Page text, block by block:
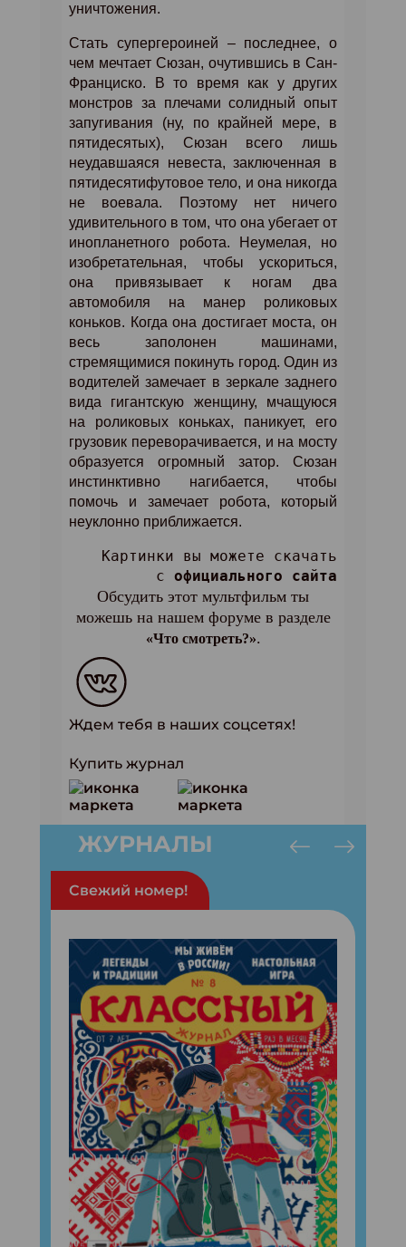
уничтожения.
Стать супергероиней – последнее, о
чем мечтает Сюзан, очутившись в Сан-
Франциско. B то время как у других
монстров за плечами солидный опыт
запугивания (ну, по крайней мере, в
пятидесятых), Сюзан всего лишь
неудавшаяся невеста, заключенная в
пятидесятифутовое тело, и она никогда
не воевала. Поэтому нет ничего
удивительного в том, что она убегает от
инопланетного робота. Неумелая, но
изобретательная, чтобы ускориться,
она привязывает к ногам два
автомобиля на манер роликовых
коньков. Когда она достигает моста, он
весь заполонен машинами,
стремящимися покинуть город. Один из
водителей замечает в зеркале заднего
вида гигантскую женщину, мчащуюся
на роликовых коньках, паникует, его
грузовик переворачивается, и на мосту
образуется огромный затор. Сюзан
инстинктивно нагибается, чтобы
помочь и замечает робота, который
неуклонно приближается.
Картинки вы можете скачать
с официального сайта
Обсудить этот мультфильм ты
можешь на нашем форуме в разделе
«Что смотреть?».
Ждем тебя в наших соцсетях!
Купить журнал
ЖУРНАЛЫ
Свежий номер!